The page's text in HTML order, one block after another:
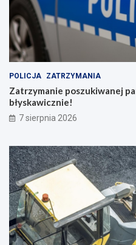
POLICJA ZATRZYMANIA
Zatrzymanie poszukiwanej
błyskawicznie!
7 sierpnia 2026